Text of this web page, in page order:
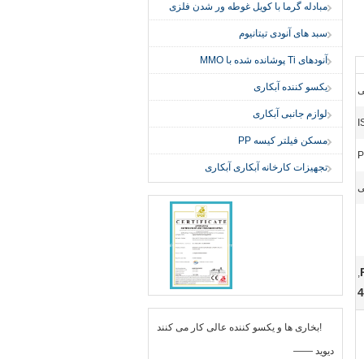
مبادله گرما با کویل غوطه ور شدن فلزی
سبد های آنودی تیتانیوم
آنودهای Ti پوشانده شده با MMO
یکسو کننده آبکاری
لوازم جانبی آبکاری
مسکن فیلتر کیسه PP
تجهیزات کارخانه آبکاری آبکاری
بخاری ها و یکسو کننده عالی کار می کنند!
—— دیوید
,